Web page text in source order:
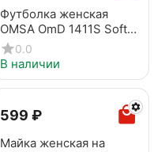
Футболка женская
OMSA OmD 1411S Soft
Beige
0.0
В наличии
‍599‍ ₽
Майка женская на